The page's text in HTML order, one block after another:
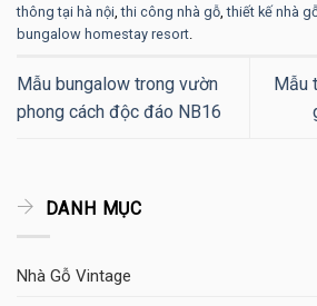
thông tại hà nội,thi công nhà gỗ,thiết kế nhà
bungalow homestay resort.
Mẫu bungalow trong vườn
phong cách độc đáo NB16
Mẫu
DANH MỤC
Nhà Gỗ Vintage